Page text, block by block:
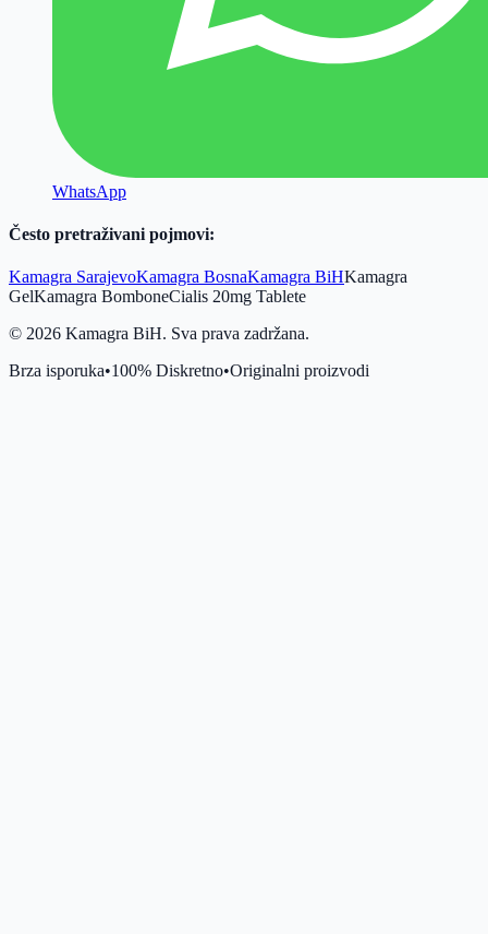
WhatsApp
Često pretraživani pojmovi:
Kamagra SarajevoKamagra BosnaKamagra BiHKamagra
GelKamagra BomboneCialis 20mg Tablete
© 2026 Kamagra BiH. Sva prava zadržana.
Brza isporuka•100% Diskretno•Originalni proizvodi